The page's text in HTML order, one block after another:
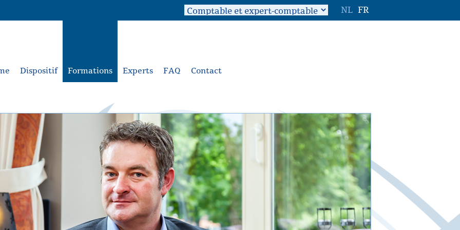
NL FR
Dispositif Formations Experts FAQ Contact